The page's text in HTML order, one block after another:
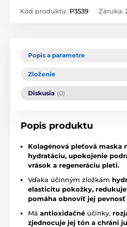
Kód produktu: P3539 Záruka:
Popis a parametre
Zloženie
Diskusia (0)
Popis produktu
Kolagénová pleťová maska
hydratáciu, upokojenie
vrások a regeneráciu pleti.
Vďaka účinným zložkám
elasticitu pokožky,
pomáha obnoviť jej
Má antioxidačné účinky,
zjednocuje jej tón a chráni